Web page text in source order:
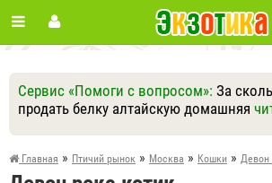
Сервис «Помоги с вопросом»: За
продать белку алтайскую домашняя
Ответить Другие вопросы
Главная » Птичий рынок » Москва » Кошки » Девон